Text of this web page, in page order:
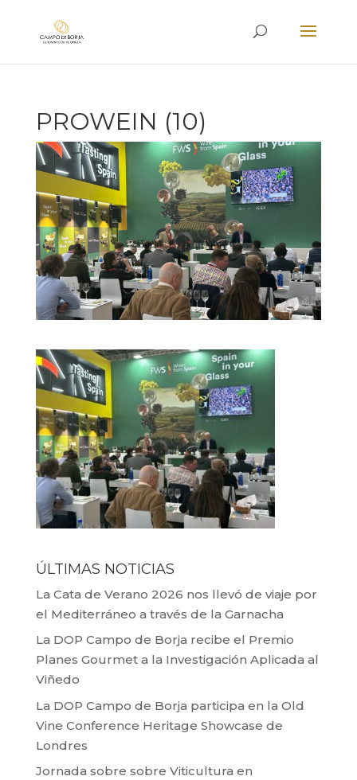
PROWEIN (10)
ÚLTIMAS NOTICIAS
La Cata de Verano 2026 nos llevó de viaje por
el Mediterráneo a través de la Garnacha
La DOP Campo de Borja recibe el Premio
Planes Gourmet a la Investigación Aplicada al
Viñedo
La DOP Campo de Borja participa en la Old
Vine Conference Heritage Showcase de
Londres
Jornada sobre sobre Viticultura en